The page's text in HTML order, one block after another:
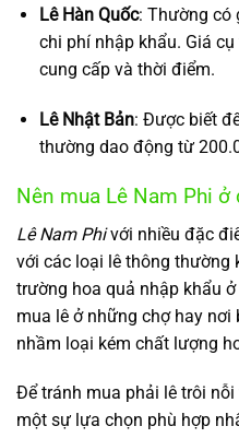
Lê Hàn Quốc: Thường có
chi phí nhập khẩu. Giá
cung cấp và thời điểm.
Lê Nhật Bản: Được biết
thường dao động từ
Nên mua Lê Nam Phi ở
Lê Nam Phivới nhiều đặc
với các loại lê thông thường
trường hoa quả nhập khẩu
mua lê ở những chợ hay nơi
nhầm loại kém chất lượng
Để tránh mua phải lê trôi nỗi
một sự lựa chọn phù hợp